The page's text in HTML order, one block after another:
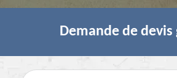
Demande de